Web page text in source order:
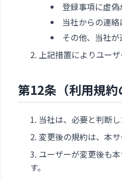
登録事項に虚
当社からの連
その他、当社
上記措置によりユー
第12条（利用規約
当社は、必要と判断
変更後の規約は、本
ユーザーが変更後も
す。